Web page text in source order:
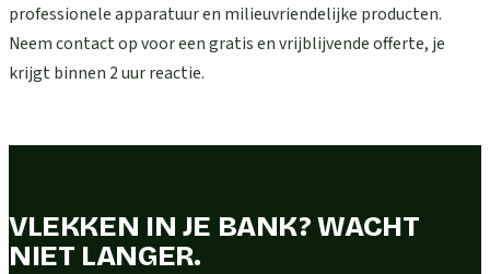
professionele apparatuur en milieuvriendelijke producten.
Neem contact op voor een gratis en vrijblijvende offerte, je
krijgt binnen 2 uur reactie.
VLEKKEN IN JE BANK? WACHT
NIET LANGER.